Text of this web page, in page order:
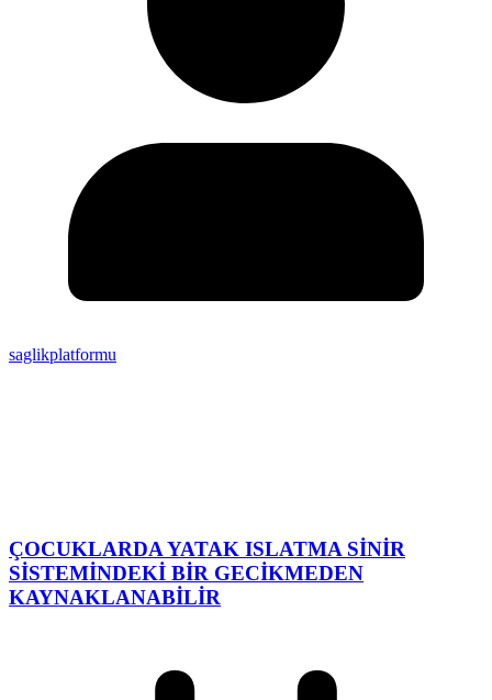
saglikplatformu
ÇOCUKLARDA YATAK ISLATMA SİNİR
SİSTEMİNDEKİ BİR GECİKMEDEN
KAYNAKLANABİLİR